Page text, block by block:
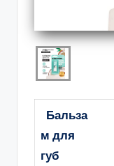
Бальза
м для
губ